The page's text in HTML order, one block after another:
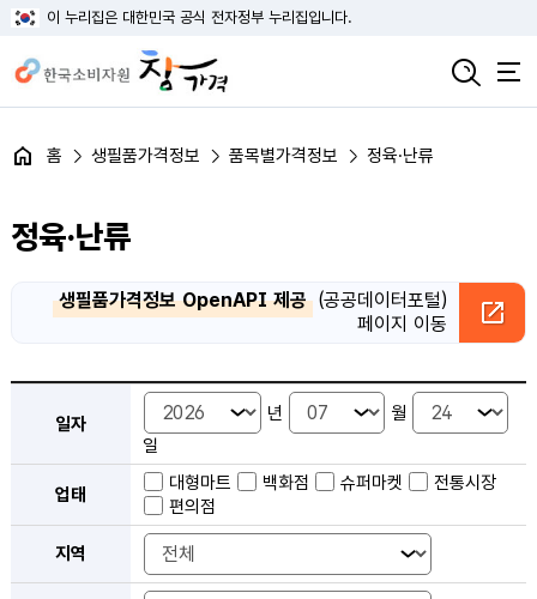
이 누리집은 대한민국 공식 전자정부 누리집입니다.
홈 생필품가격정보 품목별가격정보 정육·난류
정육·난류
생필품가격정보 OpenAPI 제공 (공공데이터포털)
페이지 이동
일자 년
월
일
업태
대형마트 백화점 슈퍼마켓
전통시장
편의점
지역